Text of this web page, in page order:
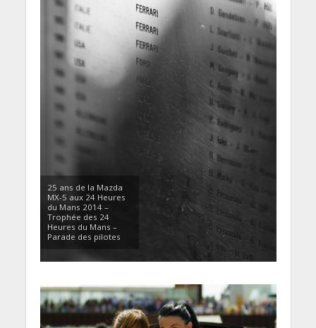
25 ans de la Mazda
MX-5 aux 24 Heures
du Mans 2014 –
Trophée des 24
Heures du Mans –
Parade des pilotes